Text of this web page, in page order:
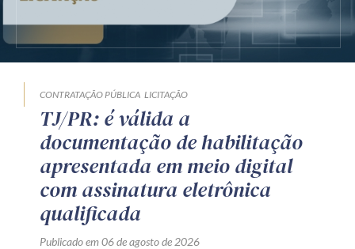
CONTRATAÇÃO PÚBLICA LICITAÇÃO
TJ/PR: é válida a
documentação de habilitação
apresentada em meio digital
com assinatura eletrônica
qualificada
Publicado em 06 de agosto de 2026